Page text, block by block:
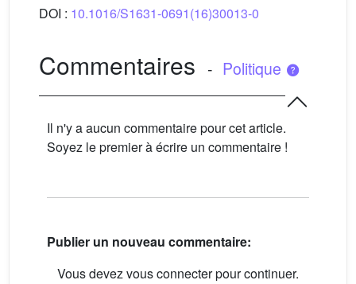
DOI : 10.1016/S1631-0691(16)30013-0
Commentaires - Politique
Il n'y a aucun commentaire pour cet article.
Soyez le premier à écrire un commentaire !
Publier un nouveau commentaire:
Vous devez vous connecter pour continuer.